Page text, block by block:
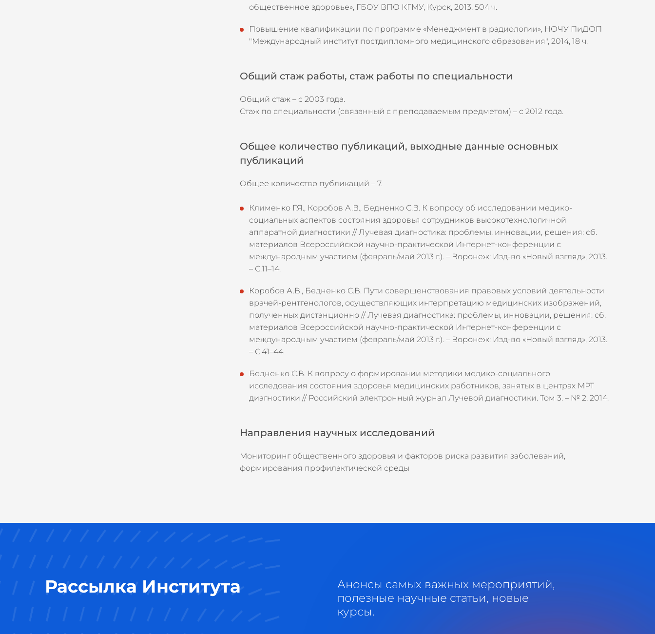
общественное здоровье», ГБОУ ВПО КГМУ, Курск, 2013, 504 ч.
Повышение квалификации по программе «Менеджмент в радиологии», НОЧУ ПиДОП
"Международный институт постдипломного медицинского образования", 2014, 18 ч.
Общий стаж работы, стаж работы по специальности
Общий стаж – с 2003 года.
Стаж по специальности (связанный с преподаваемым предметом) – с 2012 года.
Общее количество публикаций, выходные данные основных
публикаций
Общее количество публикаций – 7.
Клименко Г.Я., Коробов А.В., Бедненко С.В. К вопросу об исследовании медико-
социальных аспектов состояния здоровья сотрудников высокотехнологичной
аппаратной диагностики // Лучевая диагностика: проблемы, инновации, решения: сб.
материалов Всероссийской научно-практической Интернет-конференции с
международным участием (февраль/май 2013 г.). – Воронеж: Изд-во «Новый взгляд», 2013.
– С.11–14.
Коробов А.В., Бедненко С.В. Пути совершенствования правовых условий деятельности
врачей-рентгенологов, осуществляющих интерпретацию медицинских изображений,
полученных дистанционно // Лучевая диагностика: проблемы, инновации, решения: сб.
материалов Всероссийской научно-практической Интернет-конференции с
международным участием (февраль/май 2013 г.). – Воронеж: Изд-во «Новый взгляд», 2013.
– С.41–44.
Бедненко С.В. К вопросу о формировании методики медико-социального
исследования состояния здоровья медицинских работников, занятых в центрах МРТ
диагностики // Российский электронный журнал Лучевой диагностики. Том 3. – № 2, 2014.
Направления научных исследований
Мониторинг общественного здоровья и факторов риска развития заболеваний,
формирования профилактической среды
Рассылка Института
Анонсы самых важных мероприятий,
полезные научные статьи, новые
курсы.